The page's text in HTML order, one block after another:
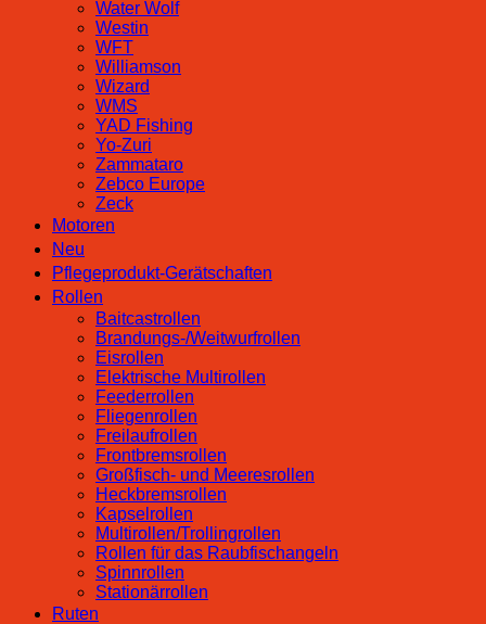
Water Wolf
Westin
WFT
Williamson
Wizard
WMS
YAD Fishing
Yo-Zuri
Zammataro
Zebco Europe
Zeck
Motoren
Neu
Pflegeprodukt-Gerätschaften
Rollen
Baitcastrollen
Brandungs-/Weitwurfrollen
Eisrollen
Elektrische Multirollen
Feederrollen
Fliegenrollen
Freilaufrollen
Frontbremsrollen
Großfisch- und Meeresrollen
Heckbremsrollen
Kapselrollen
Multirollen/Trollingrollen
Rollen für das Raubfischangeln
Spinnrollen
Stationärrollen
Ruten